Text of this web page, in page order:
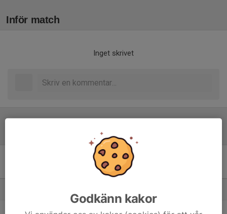
Inför match
Inget skrivet
Pojkar 2009-2010(16-17 år)
2. Ale United U17 Lag 2 9 6
Godkänn kakor